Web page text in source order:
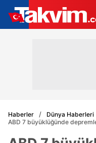
Haberler
Dünya Haberleri
ABD 7 büyüklüğünde